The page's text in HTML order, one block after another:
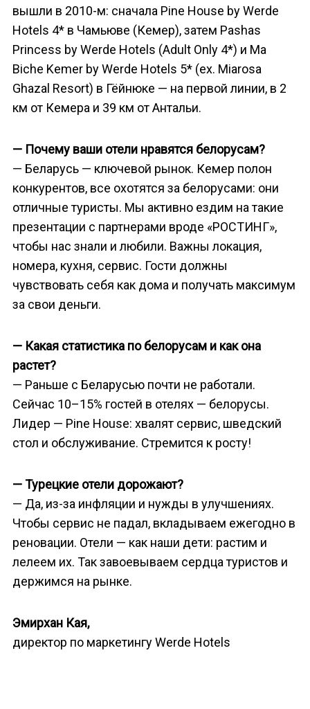
вышли в 2010-м: сначала Pine House by Werde
Hotels 4* в Чамьюве (Кемер), затем Pashas
Princess by Werde Hotels (Adult Only 4*) и Ma
Biche Kemer by Werde Hotels 5* (ex. Miarosa
Ghazal Resort) в Гёйнюке — на первой линии, в 2
км от Кемера и 39 км от Антальи.
— Почему ваши отели нравятся белорусам?
— Беларусь — ключевой рынок. Кемер полон
конкурентов, все охотятся за белорусами: они
отличные туристы. Мы активно ездим на такие
презентации с партнерами вроде «РОСТИНГ»,
чтобы нас знали и любили. Важны локация,
номера, кухня, сервис. Гости должны
чувствовать себя как дома и получать максимум
за свои деньги.
— Какая статистика по белорусам и как она
растет?
— Раньше с Беларусью почти не работали.
Сейчас 10–15% гостей в отелях — белорусы.
Лидер — Pine House: хвалят сервис, шведский
стол и обслуживание. Стремится к росту!
— Турецкие отели дорожают?
— Да, из-за инфляции и нужды в улучшениях.
Чтобы сервис не падал, вкладываем ежегодно в
реновации. Отели — как наши дети: растим и
лелеем их. Так завоевываем сердца туристов и
держимся на рынке.
Эмирхан Кая,
директор по маркетингу Werde Hotels